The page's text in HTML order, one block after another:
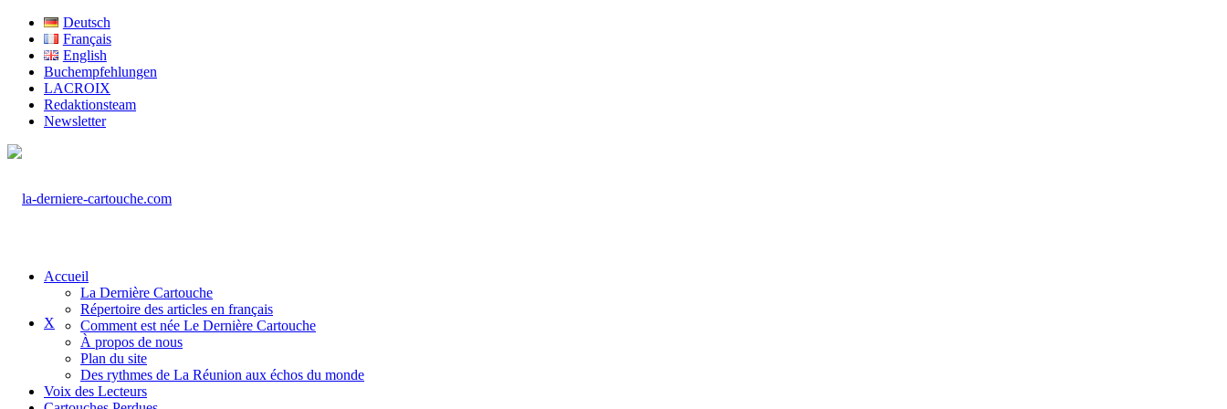
Deutsch
Français
English
Buchempfehlungen
LACROIX
Redaktionsteam
Newsletter
X
Accueil
La Dernière Cartouche
Répertoire des articles en français
Comment est née Le Dernière Cartouche
À propos de nous
Plan du site
Des rythmes de La Réunion aux échos du monde
Voix des Lecteurs